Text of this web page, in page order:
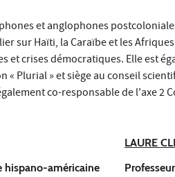
et anglophones
Haïti, la Caraïbe et les
crises démocratiques. Elle est
Plurial » et siège au conseil
co-responsable de l'axe 2
hispano-américaine
LAURE